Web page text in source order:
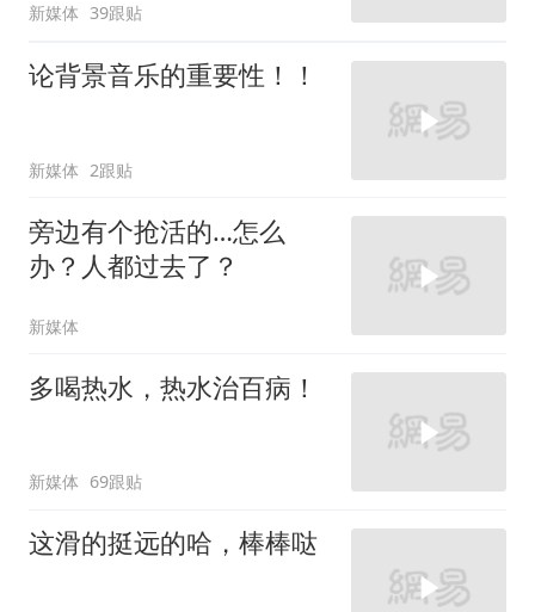
新媒体 39跟贴
论背景音乐的重要性！！
新媒体 2跟贴
旁边有个抢活的…怎么
办？人都过去了？
新媒体
多喝热水，热水治百病！
新媒体 69跟贴
这滑的挺远的哈，棒棒哒